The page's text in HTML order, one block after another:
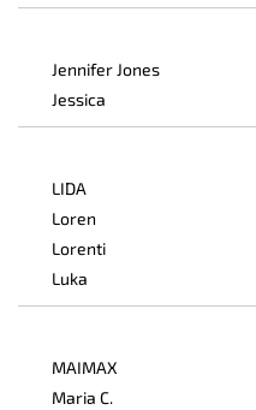
Jennifer Jones
Jessica
LIDA
Loren
Lorenti
Luka
MAIMAX
Maria C.